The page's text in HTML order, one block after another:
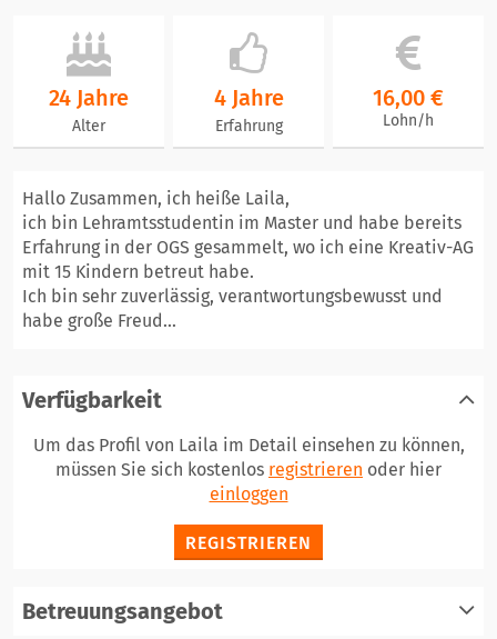
24 Jahre
Alter
4 Jahre
Erfahrung
16,00 €
Lohn/h
Hallo Zusammen, ich heiße Laila,
ich bin Lehramtsstudentin im Master und habe bereits
Erfahrung in der OGS gesammelt, wo ich eine Kreativ-AG
mit 15 Kindern betreut habe.
Ich bin sehr zuverlässig, verantwortungsbewusst und
habe große Freud...
Verfügbarkeit
Um das Profil von Laila im Detail einsehen zu können,
müssen Sie sich kostenlos registrieren oder hier
einloggen
REGISTRIEREN
Betreuungsangebot